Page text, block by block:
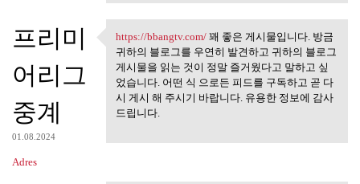
프리미
어리그
중계
01.08.2024
Adres
https://bbangtv.com/ 꽤 좋은
https://bbangtv.com/꽤 좋은 게시물입니다. 방금
귀하의 블로그를 우연히 발견하고 귀하의 블로그
게시물을 읽는 것이 정말 즐거웠다고 말하고 싶
었습니다. 어떤 식 으로든 피드를 구독하고 곧 다
시 게시 해 주시기 바랍니다. 유용한 정보에 감사
드립니다.